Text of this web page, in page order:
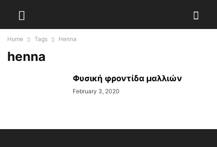
Home Tags Henna
henna
Φυσική φροντίδα μαλλιών
February 3, 2020